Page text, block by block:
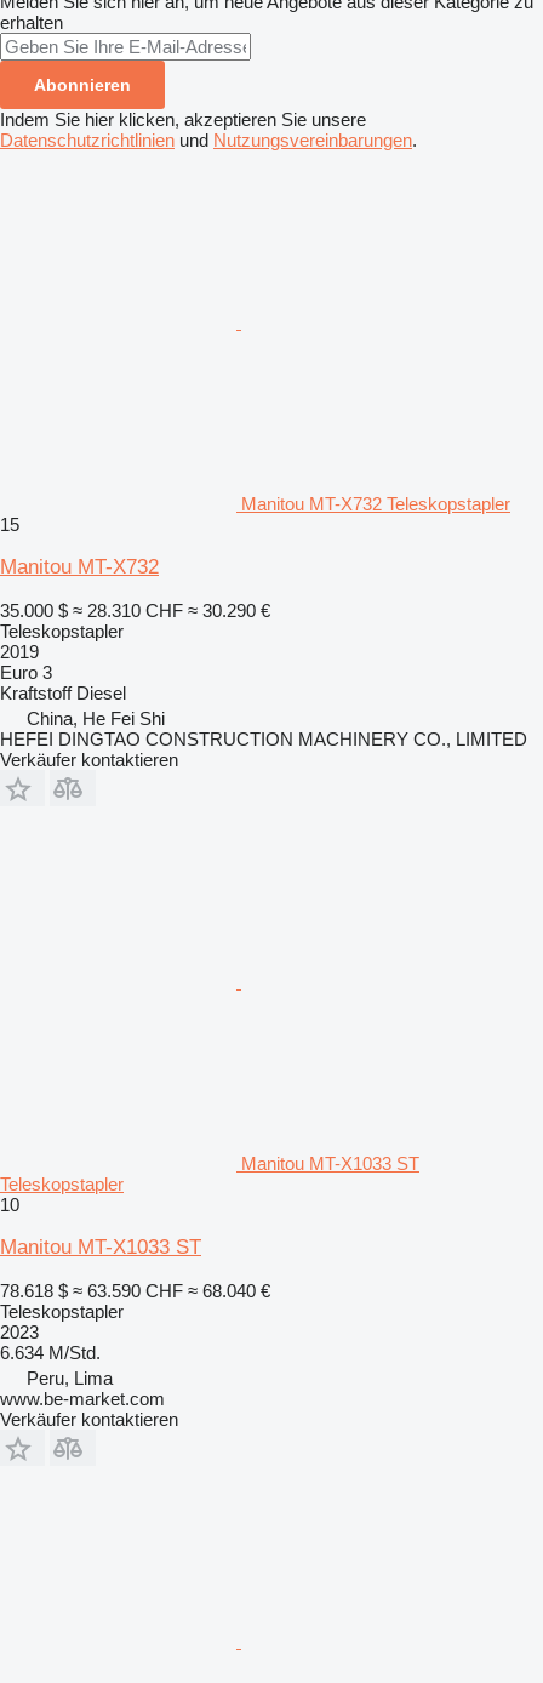
erhalten
Abonnieren
Indem Sie hier klicken, akzeptieren Sie unsere
Datenschutzrichtlinien und Nutzungsvereinbarungen.
Manitou MT-X732 Teleskopstapler
15
Manitou MT-X732
35.000 $ ≈ 28.310 CHF ≈ 30.290 €
Teleskopstapler
2019
Euro 3
Kraftstoff Diesel
China, He Fei Shi
HEFEI DINGTAO CONSTRUCTION MACHINERY CO., LIMITED
Verkäufer kontaktieren
Manitou MT-X1033 ST
Teleskopstapler
10
Manitou MT-X1033 ST
78.618 $ ≈ 63.590 CHF ≈ 68.040 €
Teleskopstapler
2023
6.634 M/Std.
Peru, Lima
www.be-market.com
Verkäufer kontaktieren